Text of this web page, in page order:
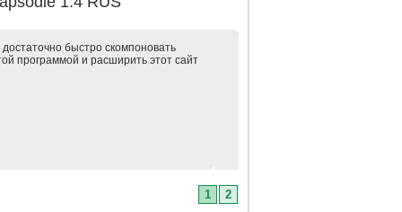
быстро скомпоновать
программой и расширить этот сайт
1 2